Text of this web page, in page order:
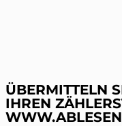
ÜBERMITTELN
IHREN